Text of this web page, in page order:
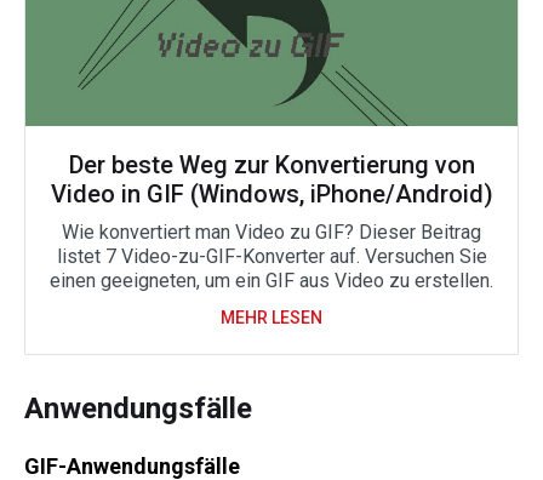
Der beste Weg zur Konvertierung von
Video in GIF (Windows, iPhone/Android)
Wie konvertiert man Video zu GIF? Dieser Beitrag
listet 7 Video-zu-GIF-Konverter auf. Versuchen Sie
einen geeigneten, um ein GIF aus Video zu erstellen.
MEHR LESEN
Anwendungsfälle
GIF-Anwendungsfälle